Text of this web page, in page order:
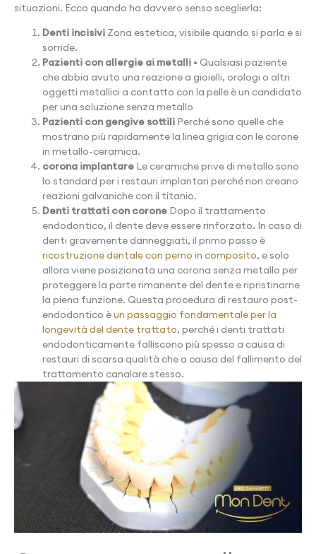
situazioni. Ecco quando ha davvero senso sceglierla:
Denti incisivi Zona estetica, visibile quando si parla e si
sorride.
Pazienti con allergie ai metalli • Qualsiasi paziente
che abbia avuto una reazione a gioielli, orologi o altri
oggetti metallici a contatto con la pelle è un candidato
per una soluzione senza metallo
Pazienti con gengive sottili Perché sono quelle che
mostrano più rapidamente la linea grigia con le corone
in metallo-ceramica.
corona implantare Le ceramiche prive di metallo sono
lo standard per i restauri implantari perché non creano
reazioni galvaniche con il titanio.
Denti trattati con corone Dopo il trattamento
endodontico, il dente deve essere rinforzato. In caso di
denti gravemente danneggiati, il primo passo è
ricostruzione dentale con perno in composito, e solo
allora viene posizionata una corona senza metallo per
proteggere la parte rimanente del dente e ripristinarne
la piena funzione. Questa procedura di restauro post-
endodontico èun passaggio fondamentale per la
longevità del dente trattato, perché i denti trattati
endodonticamente falliscono più spesso a causa di
restauri di scarsa qualità che a causa del fallimento del
trattamento canalare stesso.